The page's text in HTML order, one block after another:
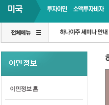
이민정보 홈